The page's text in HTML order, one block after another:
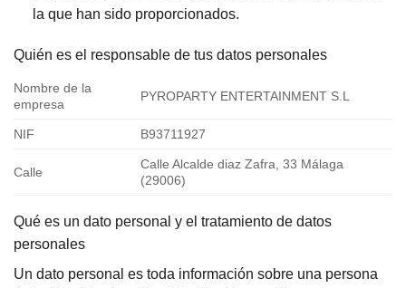
la que han sido proporcionados.
Quién es el responsable de tus datos personales
Nombre de la
empresa
PYROPARTY ENTERTAINMENT S.L
NIF B93711927
Calle
Calle Alcalde diaz Zafra, 33 Málaga
(29006)
Qué es un dato personal y el tratamiento de datos
personales
Un dato personal es toda información sobre una persona